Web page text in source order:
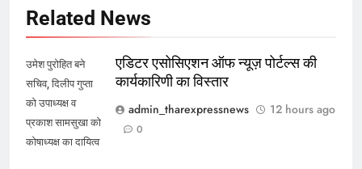
Related News
उमेश पुरोहित बने
सचिव, दिलीप गुप्ता
को उपाध्यक्ष व
प्रकाश सामसुखा को
कोषाध्यक्ष का दायित्व
एडिटर एसोसिएशन ऑफ न्यूज़ पोर्टल्स की
कार्यकारिणी का विस्तार
admin_tharexpressnews
12 hours ago
0